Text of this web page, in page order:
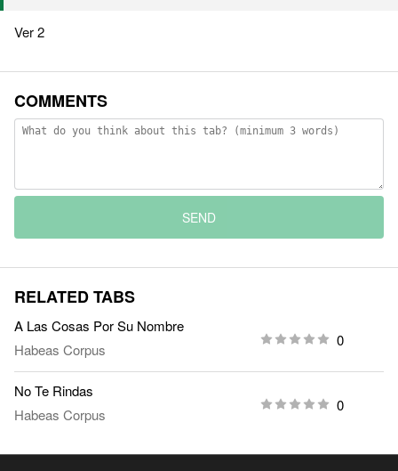
Ver 2
COMMENTS
SEND
RELATED TABS
A Las Cosas Por Su Nombre
Habeas Corpus
0
No Te Rindas
Habeas Corpus
0